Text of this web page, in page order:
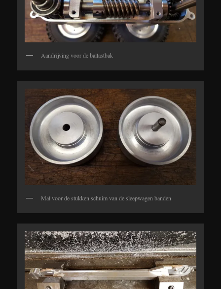
Aandrijving voor de ballastbak
Mal voor de stukken schuim van de sleepwagen banden